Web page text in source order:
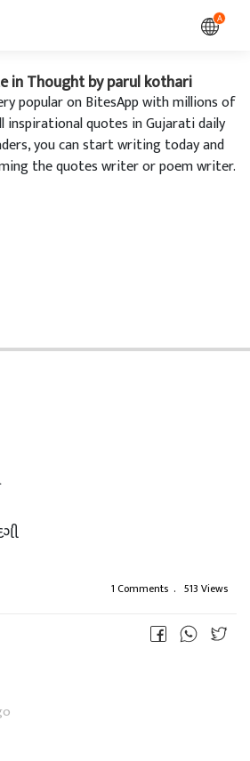
A
in Thought by parul kothari
popular on BitesApp with millions of
quotes in Gujarati daily
you can start writing today and
the quotes writer or poem writer.
મારી એક ખાસ મિત્ર છે
એમનું નામ નહિ આપી સકુ અહીંયા....
1 Comments . 513 Views